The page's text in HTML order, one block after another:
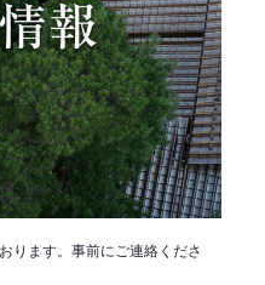
ります。事前にご連絡くださ